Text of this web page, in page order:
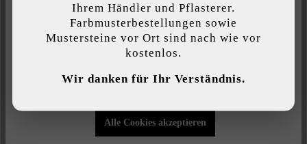
Platte ist? Bei ihr ist an den Seiten der graue Kernbeton
sichtbar. Die Largo Sichtkantenplatte kann mit vielen
farbgleichen betonrauen Produkten kombiniert werden.
Insbesondere für die Poolumrandung empfehlen wir eine
Kantenveredelung, dadurch wird die Seitenfläche haptisch
Funktionalität bieten zu können...Mehr Informationen
Individuelle Einstellungen
Alle Cookies akzeptieren
Ihrem Händler und Pflasterer.
Farbmusterbestellungen sowie
Mustersteine vor Ort sind nach wie vor
kostenlos.
Wir danken für Ihr Verständnis.